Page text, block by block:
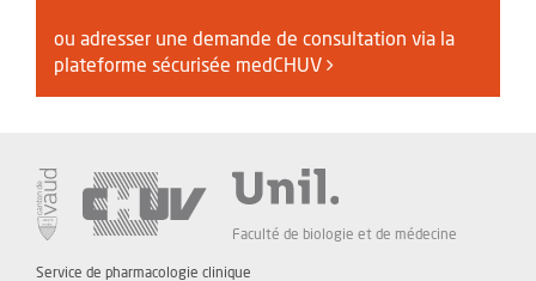
ou adresser une demande de consultation via la
plateforme sécurisée medCHUV
Faculté de biologie et de médecine
Service de pharmacologie clinique